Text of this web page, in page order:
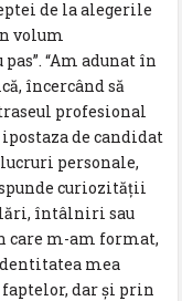
de la alegerile
volum
“Am adunat în
încercând să
profesional
de candidat
personale,
curiozităţii
întâlniri sau
care m-am format,
mea
dar şi prin